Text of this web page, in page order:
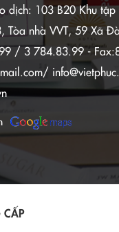
dịch: 103 B20 Khu
Tòa nhà VVT, 59 Xã
/ 3 784.83.99 -